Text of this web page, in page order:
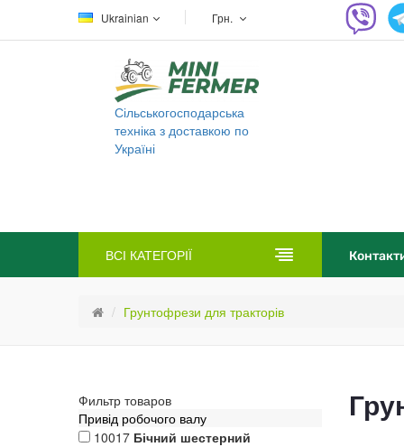
Ukrainian Грн.
Сільськогосподарська
техніка з доставкою по
Україні
ВСІ КАТЕГОРІЇ
Грунтофрези для тракторів
Фильтр товаров
Привід робочого валу
10017 Бічний шестерний